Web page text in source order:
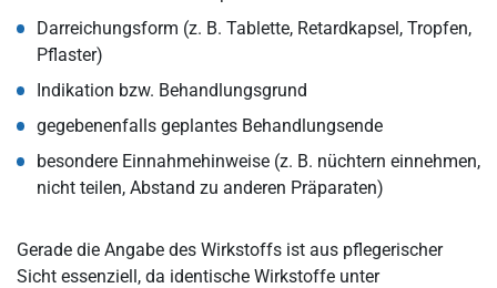
Darreichungsform (z. B. Tablette, Retardkapsel, Tropfen,
Pflaster)
Indikation bzw. Behandlungsgrund
gegebenenfalls geplantes Behandlungsende
besondere Einnahmehinweise (z. B. nüchtern einnehmen,
nicht teilen, Abstand zu anderen Präparaten)
Gerade die Angabe des Wirkstoffs ist aus pflegerischer
Sicht essenziell, da identische Wirkstoffe unter